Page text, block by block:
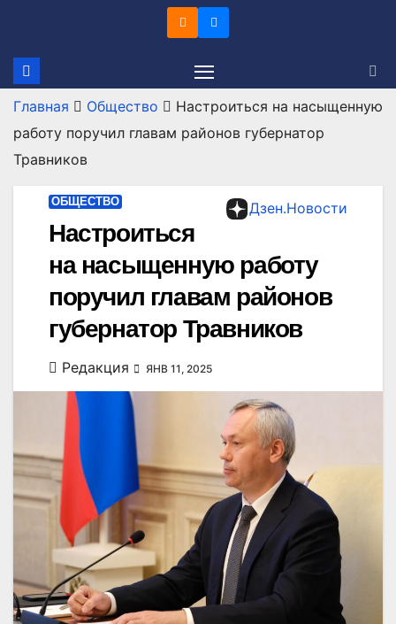
содержимому
Главная Общество
Настроиться на насыщенную
работу поручил главам районов губернатор
Травников
Дзен.Новости
ОБЩЕСТВО
Настроиться
на насыщенную работу
поручил главам районов
губернатор Травников
Редакция ЯНВ 11, 2025